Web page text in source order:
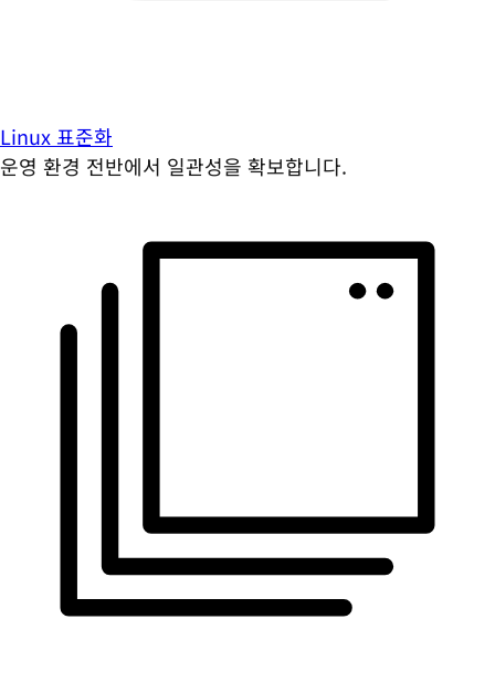
Linux 표준화
운영 환경 전반에서 일관성을 확보합니다.